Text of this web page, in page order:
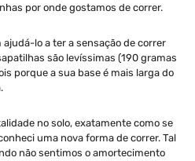
por onde gostamos de correr.
lo a ter a sensação de correr
são levíssimas (190 gramas
porque a sua base é mais larga do
no solo, exatamente como se
uma nova forma de correr. Tal
não sentimos o amortecimento